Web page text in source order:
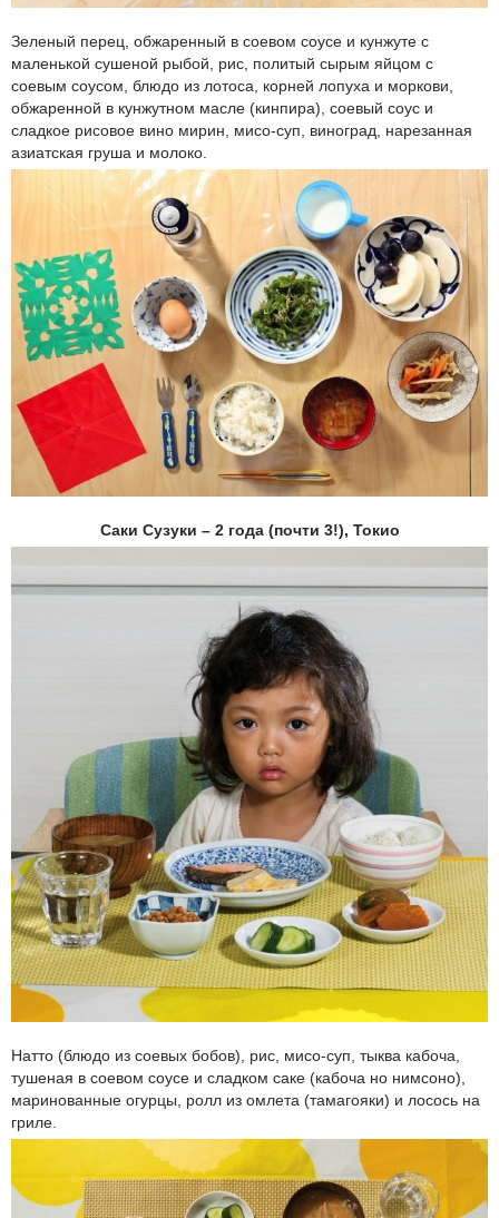
Зеленый перец, обжаренный в соевом соусе и кунжуте с
маленькой сушеной рыбой, рис, политый сырым яйцом с
соевым соусом, блюдо из лотоса, корней лопуха и моркови,
обжаренной в кунжутном масле (кинпира), соевый соус и
сладкое рисовое вино мирин, мисо-суп, виноград, нарезанная
азиатская груша и молоко.
Саки Сузуки – 2 года (почти 3!), Токио
Натто (блюдо из соевых бобов), рис, мисо-суп, тыква кабоча,
тушеная в соевом соусе и сладком саке (кабоча но нимсоно),
маринованные огурцы, ролл из омлета (тамагояки) и лосось на
гриле.